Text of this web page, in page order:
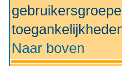
Naar boven